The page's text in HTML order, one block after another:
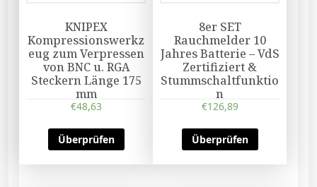
KNIPEX
Kompressionswerkz
eug zum Verpressen
von BNC u. RGA
Steckern Länge 175
mm
€48,63
Überprüfen
8er SET
Rauchmelder 10
Jahres Batterie – VdS
Zertifiziert &
Stummschaltfunktio
n
€126,89
Überprüfen